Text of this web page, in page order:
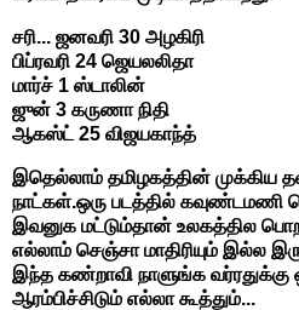
சரி... ஜனவரி 30 அழகிரி
பிப்ரவரி 24 ஜெயலலிதா
மார்ச் 1 ஸ்டாலின்
ஜுன் 3 கருணா நிதி
ஆகஸ்ட் 25 விஜயகாந்த்
இதெல்லாம் தமிழகத்தின் முக்கிய
நாட்கள்.ஒரு படத்தில்
இவனுக மட்டும்தான் உலகத்தில
எல்லாம் செஞ்சா மாதிரியும் இல்ல
இந்த கண்றாவி நாளுங்க வர்ரதுக்கு
ஆரம்பிச்சிடும் எல்லா கூத்தும்...